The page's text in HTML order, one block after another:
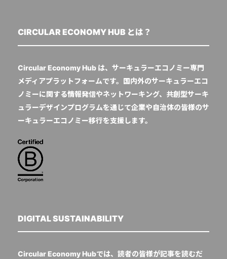
CIRCULAR ECONOMY HUB とは？
Circular Economy Hub は、サーキュラーエコノミー専門
メディアプラットフォームです。国内外のサーキュラーエコ
ノミーに関する情報発信やネットワーキング、共創型サーキ
ュラーデザインプログラムを通じて企業や自治体の皆様のサ
ーキュラーエコノミー移行を支援します。
DIGITAL SUSTAINABILITY
Circular Economy Hubでは、読者の皆様が記事を読むだ